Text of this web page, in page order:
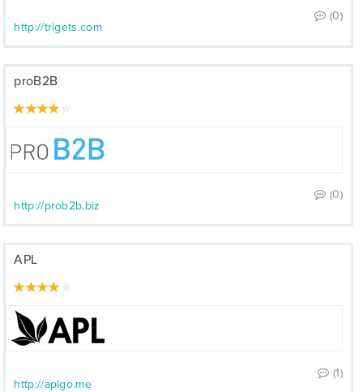
(0)
http://trigets.com
proB2B
(0)
http://prob2b.biz
APL
(1)
http://aplgo.me